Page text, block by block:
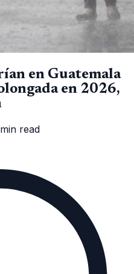
en Guatemala
en 2026,
read